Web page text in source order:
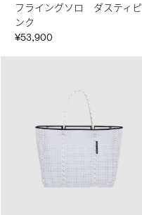
フライングソロ ダスティピ
ンク
¥53,900